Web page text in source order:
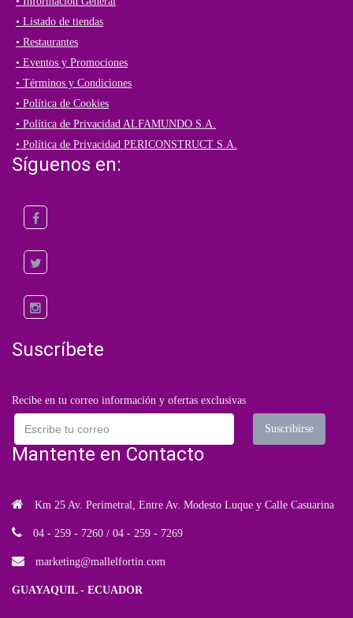
• Listado de tiendas
• Restaurantes
• Eventos y Promociones
• Términos y Condiciones
• Política de Cookies
• Política de Privacidad ALFAMUNDO S.A.
• Política de Privacidad PERICONSTRUCT S.A.
Síguenos en:
Suscríbete
Recibe en tu correo información y ofertas exclusivas
Mantente en Contacto
Km 25 Av. Perimetral, Entre Av. Modesto Luque y Calle Casuarina
04 - 259 - 7260 / 04 - 259 - 7269
marketing@mallelfortin.com
GUAYAQUIL - ECUADOR